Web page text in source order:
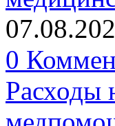
0
Расходы